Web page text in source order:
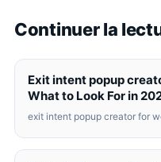
Continuer la
Exit intent popup
What to Look For in
exit intent popup creator for